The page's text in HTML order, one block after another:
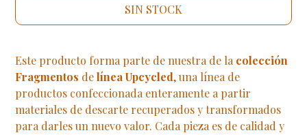
SIN STOCK
Este producto forma parte de nuestra de la colección
Fragmentos delínea Upcycled, una línea de
productos confeccionada enteramente a partir
materiales de descarte recuperados y transformados
para darles un nuevo valor. Cada pieza es de calidad y